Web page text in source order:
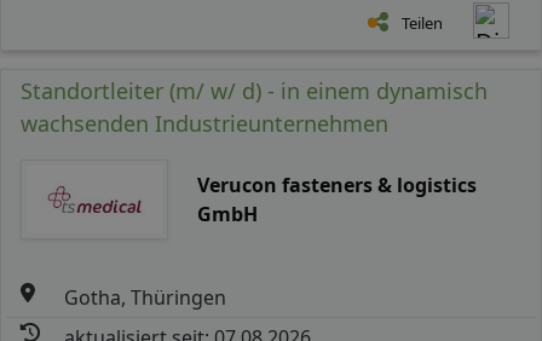
Teilen
Standortleiter (m/ w/ d) - in einem dynamisch
wachsenden Industrieunternehmen
Verucon fasteners & logistics
GmbH
Gotha, Thüringen